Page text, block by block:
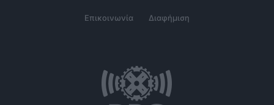
Επικοινωνία Διαφήμιση